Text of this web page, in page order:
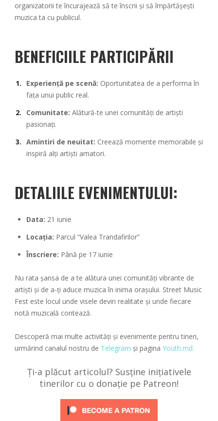
organizatorii te încurajează să te înscrii și să împărtășești
muzica ta cu publicul.
BENEFICIILE PARTICIPĂRII
Experiență pe scenă: Oportunitatea de a performa în
fața unui public real.
Comunitate: Alătură-te unei comunități de artiști
pasionați.
Amintiri de neuitat: Creează momente memorabile și
inspiră alți artiști amatori.
DETALIILE EVENIMENTULUI:
Data: 21 iunie
Locația: Parcul “Valea Trandafirilor”
Înscriere: Până pe 17 iunie
Nu rata șansa de a te alătura unei comunități vibrante de
artiști și de a-ți aduce muzica în inima orașului. Street Music
Fest este locul unde visele devin realitate și unde fiecare
notă muzicală contează.
Descoperă mai multe activități și evenimente pentru tineri,
urmărind canalul nostru de Telegram și pagina Youth.md.
Ți-a plăcut articolul? Susține inițiativele
tinerilor cu o donație pe Patreon!